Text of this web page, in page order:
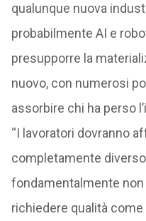
qualunque nuova
probabilmente AI e
presupporre la
nuovo, con numerosi
assorbire chi ha perso
“I lavoratori dovranno
completamente
fondamentalmente
richiedere qualità